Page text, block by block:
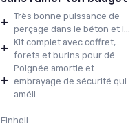
+ Très bonne puissance de
perçage dans le béton et l...
+ Kit complet avec coffret,
forets et burins pour dé...
+
Poignée amortie et
embrayage de sécurité qui
améli...
Einhell